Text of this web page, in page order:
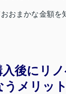
おまかな金額を
後にリ
うメリット